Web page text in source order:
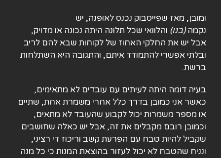
ומובן, מאז שפייסבוק נכנס לאופנה, יש
נקמה(בנו) והלוואי שכל תלונה היתה נכונה או מדויק,
אבל יש את החלקי האחוז של לקוחות שבא להם לריב
ובלתי אפשרי להתמודד איתם, והתגובה היא השתלחות
ברשת.
בעיה דומה היתה לעיתים עם עובדים לא מתאימים,
כאשר אני כמובן בדרך כלל אחרי משמרת אחת, שתיים
או מספר משמרות יכול לקבוע שהעובד לא מתאים,
וכמובן רובם מקבלים את זה, אבל יש כאלה שחושבים
שקביל להיות טבח עם הפרעת קשב וריכוז די רציני,
ונניח שהטבח לא יכול לעזור בהוצאת המנות כי כל מנה